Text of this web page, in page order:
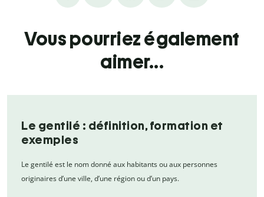
Vous pourriez également
aimer...
Le gentilé : définition, formation et
exemples
Le gentilé est le nom donné aux habitants ou aux personnes
originaires d’une ville, d’une région ou d’un pays.